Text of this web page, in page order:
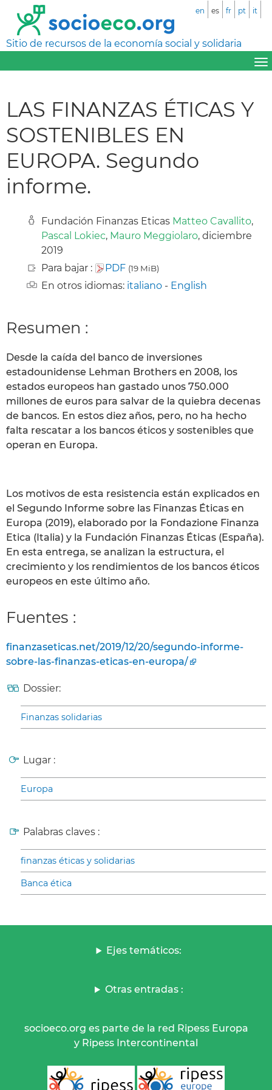
Sitio de recursos de la economía social y solidaria
en es fr pt it
LAS FINANZAS ÉTICAS Y
SOSTENIBLES EN
EUROPA. Segundo
informe.
Fundación Finanzas Eticas Matteo Cavallito,
Pascal Lokiec, Mauro Meggiolaro, diciembre
2019
Para bajar :
PDF (19 MiB)
En otros idiomas: italiano - English
Resumen :
Desde la caída del banco de inversiones
estadounidense Lehman Brothers en 2008, los
estados europeos han gastado unos 750.000
millones de euros para salvar de la quiebra decenas
de bancos. En estos diez años, pero, no ha hecho
falta rescatar a los bancos éticos y sostenibles que
operan en Europa.
Los motivos de esta resistencia están explicados en
el Segundo Informe sobre las Finanzas Éticas en
Europa (2019), elaborado por la Fondazione Finanza
Etica (Italia) y la Fundación Finanzas Éticas (España).
En esta entrega, se analizan la estructura, el
crecimiento y los rendimientos de los bancos éticos
europeos en este último año.
Fuentes :
finanzaseticas.net/2019/12/20/segundo-informe-
sobre-las-finanzas-eticas-en-europa/
Dossier:
Finanzas solidarias
Lugar :
Europa
Palabras claves :
finanzas éticas y solidarias
Banca ética
Ejes temáticos:
Otras entradas :
socioeco.org es parte de la red Ripess Europa
y Ripess Intercontinental